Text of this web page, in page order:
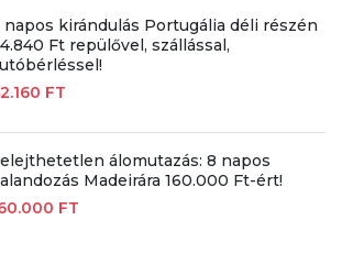
napos kirándulás Portugália déli részén
Ft repülővel, szállással,
FT
álomutazás: 8 napos
Madeirára 160.000 Ft-ért!
FT